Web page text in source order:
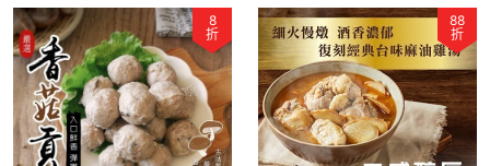
8
折
88
折